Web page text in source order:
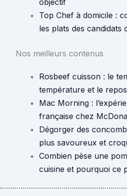
objectif
Top Chef à domicile :
les plats des candidats
Nos meilleurs contenus
Rosbeef cuisson : le
température et le repos
Mac Morning :
française chez
Dégorger des
plus savoureux et
Combien pèse une
cuisine et pourquoi ce